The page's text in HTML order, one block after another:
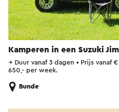
Kamperen in een Suzuki
→ Duur vanaf 3 dagen • Prijs vanaf
650,- per week.
Bunde